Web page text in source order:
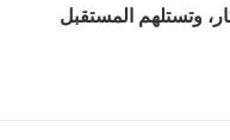
وتستلهم المستقبل